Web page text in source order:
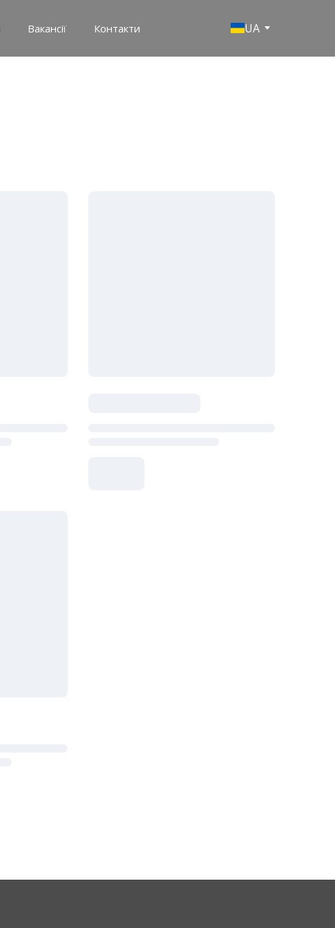
Вакансії Контакти UA